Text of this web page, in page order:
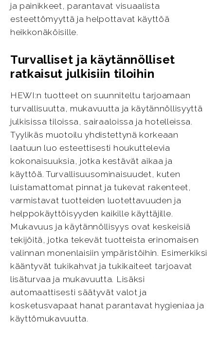
ja painikkeet, parantavat visuaalista
esteettömyyttä ja helpottavat käyttöä
heikkonäköisille.
Turvalliset ja käytännölliset
ratkaisut julkisiin tiloihin
HEWI:n tuotteet on suunniteltu tarjoamaan
turvallisuutta, mukavuutta ja käytännöllisyyttä
julkisissa tiloissa, sairaaloissa ja hotelleissa.
Tyylikäs muotoilu yhdistettynä korkeaan
laatuun luo esteettisesti houkuttelevia
kokonaisuuksia, jotka kestävät aikaa ja
käyttöä. Turvallisuusominaisuudet, kuten
luistamattomat pinnat ja tukevat rakenteet,
varmistavat tuotteiden luotettavuuden ja
helppokäyttöisyyden kaikille käyttäjille.
Mukavuus ja käytännöllisyys ovat keskeisiä
tekijöitä, jotka tekevät tuotteista erinomaisen
valinnan monenlaisiin ympäristöihin. Esimerkiksi
kääntyvät tukikahvat ja tukikaiteet tarjoavat
lisäturvaa ja mukavuutta. Lisäksi
automaattisesti säätyvät valot ja
kosketusvapaat hanat parantavat hygieniaa ja
käyttömukavuutta.